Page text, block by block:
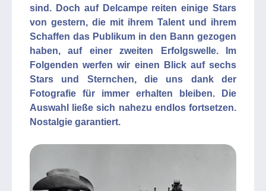
sind. Doch auf Delcampe reiten einige Stars
von gestern, die mit ihrem Talent und ihrem
Schaffen das Publikum in den Bann gezogen
haben, auf einer zweiten Erfolgswelle. Im
Folgenden werfen wir einen Blick auf sechs
Stars und Sternchen, die uns dank der
Fotografie für immer erhalten bleiben. Die
Auswahl ließe sich nahezu endlos fortsetzen.
Nostalgie garantiert.